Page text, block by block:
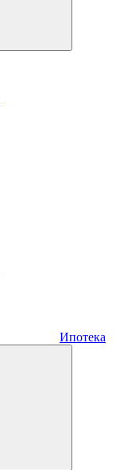
Ипотека